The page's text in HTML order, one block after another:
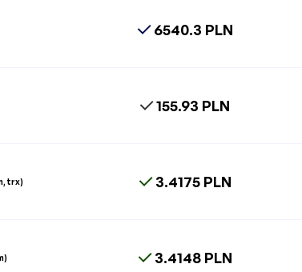
6540.3 PLN
155.93 PLN
trx) 3.4175 PLN
3.4148 PLN